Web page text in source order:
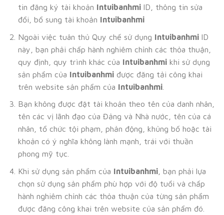
tin đăng ký tài khoản Intuibanhmi ID, thông tin sửa
đổi, bổ sung tài khoản Intuibanhmi
Ngoài việc tuân thủ Quy chế sử dụng Intuibanhmi ID
này, bạn phải chấp hành nghiêm chỉnh các thỏa thuận,
quy định, quy trình khác của Intuibanhmikhi sử dụng
sản phẩm của Intuibanhmiđược đăng tải công khai
trên website sản phẩm của Intuibanhmi.
Bạn không được đặt tài khoản theo tên của danh nhân,
tên các vị lãnh đạo của Đảng và Nhà nước, tên của cá
nhân, tổ chức tội phạm, phản động, khủng bố hoặc tài
khoản có ý nghĩa không lành mạnh, trái với thuần
phong mỹ tục.
Khi sử dụng sản phẩm của Intuibanhmi, bạn phải lựa
chọn sử dụng sản phẩm phù hợp với độ tuổi và chấp
hành nghiêm chỉnh các thỏa thuận của từng sản phẩm
được đăng công khai trên website của sản phẩm đó.